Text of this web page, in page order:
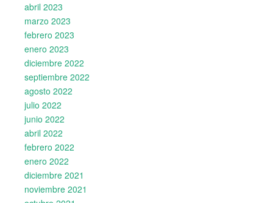
abril 2023
marzo 2023
febrero 2023
enero 2023
diciembre 2022
septiembre 2022
agosto 2022
julio 2022
junio 2022
abril 2022
febrero 2022
enero 2022
diciembre 2021
noviembre 2021